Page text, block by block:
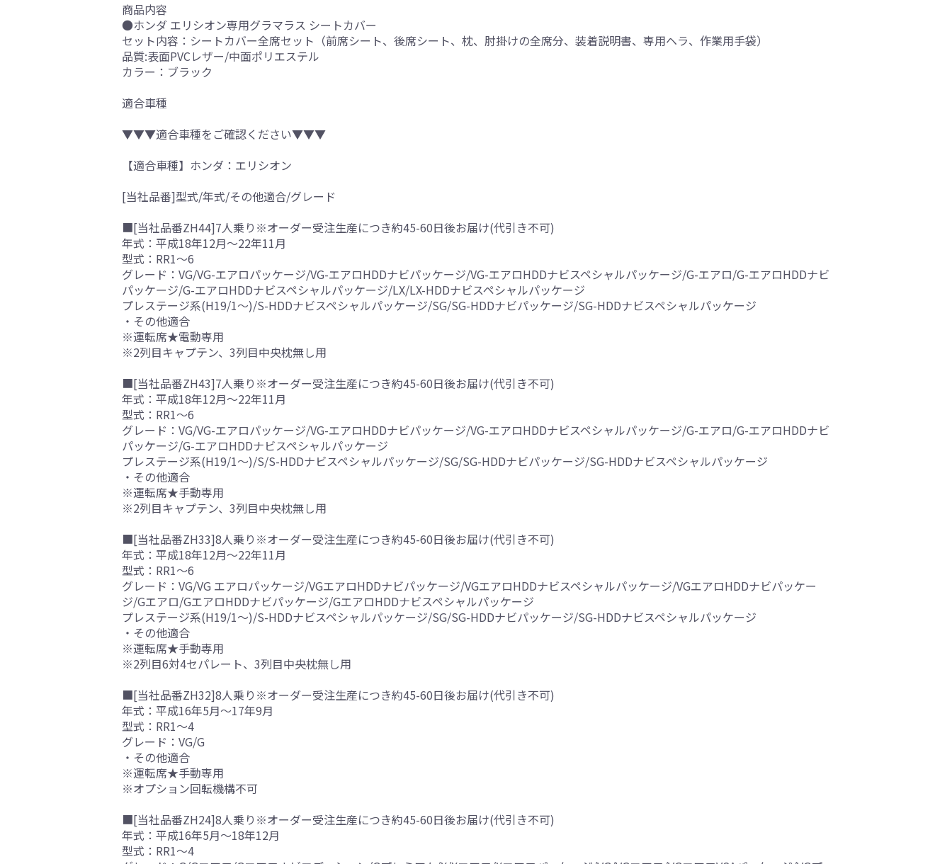
商品内容
●ホンダ エリシオン専用グラマラス シートカバー
セット内容：シートカバー全席セット（前席シート、後席シート、枕、肘掛けの全席分、装着説明書、専用ヘラ、作業用手袋）
品質:表面PVCレザー/中面ポリエステル
カラー：ブラック
適合車種
▼▼▼適合車種をご確認ください▼▼▼
【適合車種】ホンダ：エリシオン
[当社品番]型式/年式/その他適合/グレード
■[当社品番ZH44]7人乗り※オーダー受注生産につき約45-60日後お届け(代引き不可)
年式：平成18年12月～22年11月
型式：RR1～6
グレード：VG/VG-エアロパッケージ/VG-エアロHDDナビパッケージ/VG-エアロHDDナビスペシャルパッケージ/G-エアロ/G-エアロHDDナビ
パッケージ/G-エアロHDDナビスペシャルパッケージ/LX/LX-HDDナビスペシャルパッケージ
プレステージ系(H19/1～)/S-HDDナビスペシャルパッケージ/SG/SG-HDDナビパッケージ/SG-HDDナビスペシャルパッケージ
・その他適合
※運転席★電動専用
※2列目キャプテン、3列目中央枕無し用
■[当社品番ZH43]7人乗り※オーダー受注生産につき約45-60日後お届け(代引き不可)
年式：平成18年12月～22年11月
型式：RR1～6
グレード：VG/VG-エアロパッケージ/VG-エアロHDDナビパッケージ/VG-エアロHDDナビスペシャルパッケージ/G-エアロ/G-エアロHDDナビ
パッケージ/G-エアロHDDナビスペシャルパッケージ
プレステージ系(H19/1～)/S/S-HDDナビスペシャルパッケージ/SG/SG-HDDナビパッケージ/SG-HDDナビスペシャルパッケージ
・その他適合
※運転席★手動専用
※2列目キャプテン、3列目中央枕無し用
■[当社品番ZH33]8人乗り※オーダー受注生産につき約45-60日後お届け(代引き不可)
年式：平成18年12月～22年11月
型式：RR1～6
グレード：VG/VG エアロパッケージ/VGエアロHDDナビパッケージ/VGエアロHDDナビスペシャルパッケージ/VGエアロHDDナビパッケー
ジ/Gエアロ/GエアロHDDナビパッケージ/GエアロHDDナビスペシャルパッケージ
プレステージ系(H19/1～)/S-HDDナビスペシャルパッケージ/SG/SG-HDDナビパッケージ/SG-HDDナビスペシャルパッケージ
・その他適合
※運転席★手動専用
※2列目6対4セパレート、3列目中央枕無し用
■[当社品番ZH32]8人乗り※オーダー受注生産につき約45-60日後お届け(代引き不可)
年式：平成16年5月～17年9月
型式：RR1～4
グレード：VG/G
・その他適合
※運転席★手動専用
※オプション回転機構不可
■[当社品番ZH24]8人乗り※オーダー受注生産につき約45-60日後お届け(代引き不可)
年式：平成16年5月～18年12月
型式：RR1～4